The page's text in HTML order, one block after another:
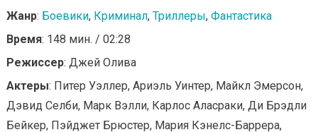
Жанр: Боевики, Криминал, Триллеры, Фантастика
Время: 148 мин. / 02:28
Режиссер: Джей Олива
Актеры: Питер Уэллер, Ариэль Уинтер, Майкл Эмерсон,
Дэвид Селби, Марк Вэлли, Карлос Аласраки, Ди Брэдли
Бейкер, Пэйджет Брюстер, Мария Кэнелс-Баррера,